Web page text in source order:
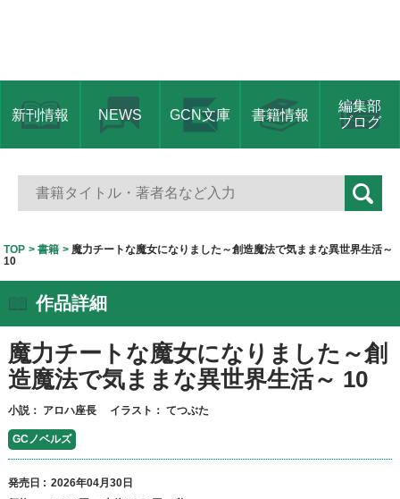
新刊情報 NEWS GCN文庫 書籍情報
編集部
ブログ
TOP 書籍
魔力チートな魔女になりました～創造魔法で気ままな異世界生活～
10
作品詳細
魔力チートな魔女になりました～創
造魔法で気ままな異世界生活～ 10
小説： アロハ座長 イラスト： てつぶた
GCノベルズ
発売日
2026年04月30日